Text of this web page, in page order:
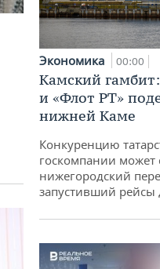
Экономика 00:00
Камский
и «Флот РТ»
нижней Каме
Конкуренцию
госкомпании может
нижегородский
запустивший